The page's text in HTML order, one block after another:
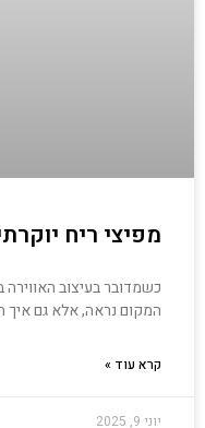
מפיצי ריח
כשמדובר בעיצוב
המקום נראה, אלא גם איך
קרא עוד »
יוני 9, 2025